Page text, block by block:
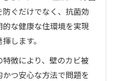
ぐだけでなく、抗菌効
な健康な住環境を実現
します。
徴により、壁のカビ被
つ安心な方法で問題を